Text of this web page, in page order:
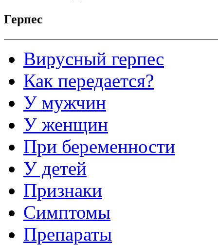
Герпес
Вирусный герпес
Как передается?
У мужчин
У женщин
При беременности
У детей
Признаки
Симптомы
Препараты